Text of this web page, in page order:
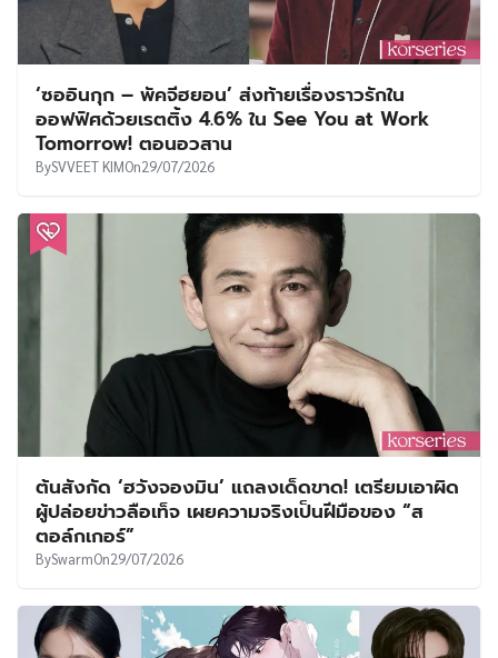
‘ซออินกุก – พัคจีฮยอน’ ส่งท้ายเรื่องราวรักใน
ออฟฟิศด้วยเรตติ้ง 4.6% ใน See You at Work
Tomorrow! ตอนอวสาน
BySVVEET KIMOn29/07/2026
ต้นสังกัด ‘ฮวังจองมิน’ แถลงเด็ดขาด! เตรียมเอาผิด
ผู้ปล่อยข่าวลือเท็จ เผยความจริงเป็นฝีมือของ “ส
ตอล์กเกอร์”
BySwarmOn29/07/2026